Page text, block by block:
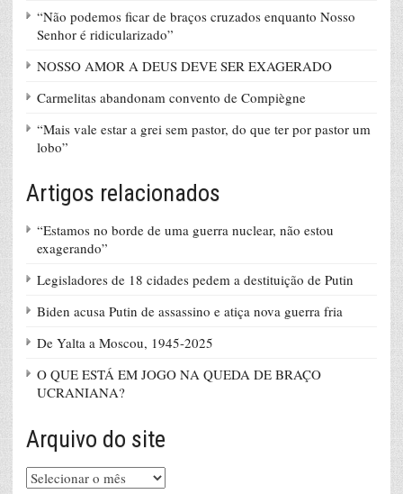
“Não podemos ficar de braços cruzados enquanto Nosso
Senhor é ridicularizado”
NOSSO AMOR A DEUS DEVE SER EXAGERADO
Carmelitas abandonam convento de Compiègne
“Mais vale estar a grei sem pastor, do que ter por pastor um
lobo”
Artigos relacionados
“Estamos no borde de uma guerra nuclear, não estou
exagerando”
Legisladores de 18 cidades pedem a destituição de Putin
Biden acusa Putin de assassino e atiça nova guerra fria
De Yalta a Moscou, 1945-2025
O QUE ESTÁ EM JOGO NA QUEDA DE BRAÇO
UCRANIANA?
Arquivo do site
Arquivo